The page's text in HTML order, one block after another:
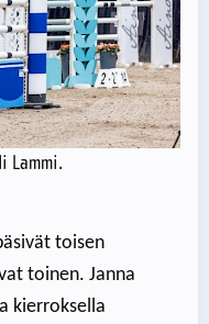
Lammi.
toisen
toinen. Janna
kierroksella